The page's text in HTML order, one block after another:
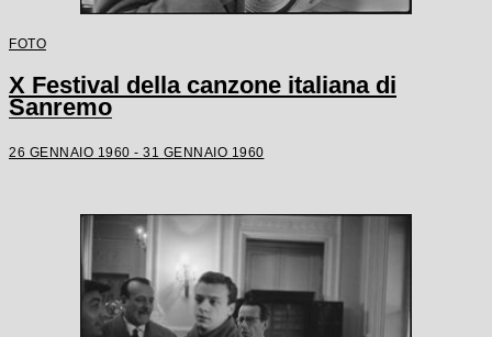
FOTO
X Festival della canzone italiana di
Sanremo
26 GENNAIO 1960 - 31 GENNAIO 1960